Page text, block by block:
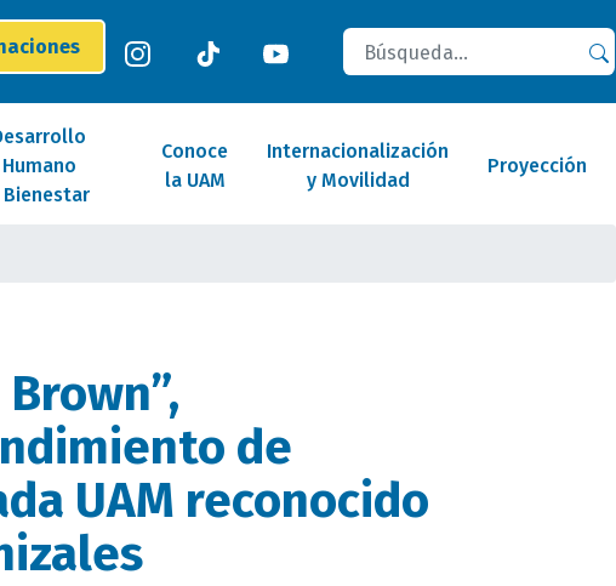
Buscar
Humano
Bienestar
Conoce
la UAM
Internacionalización
y Movilidad
Proyección
de
UAM reconocido